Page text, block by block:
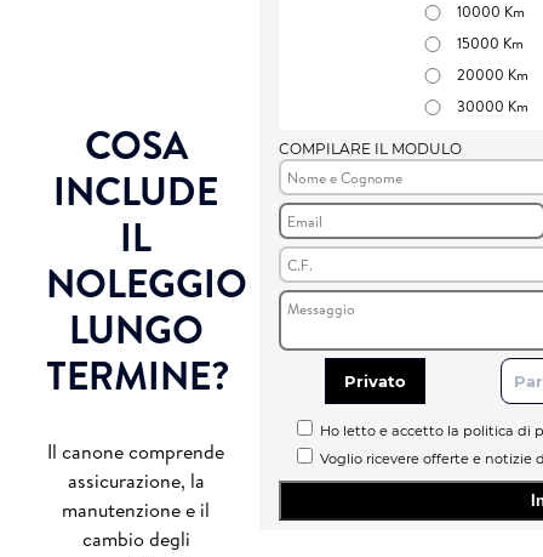
COSA
INCLUDE
IL
NOLEGGIO
LUNGO
TERMINE?
Il canone comprende
assicurazione, la
manutenzione e il
cambio degli
10000 Km
15000 Km
20000 Km
30000 Km
COMPILARE IL MODULO
Privato
Ho letto e accetto la politica di
Voglio ricevere offerte e notizie